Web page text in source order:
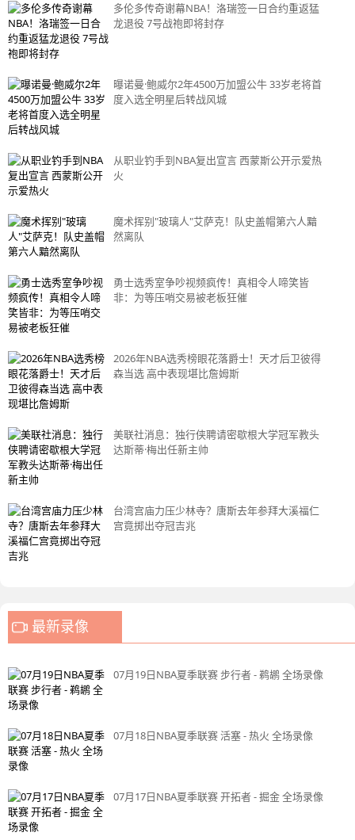
多伦多传奇谢幕NBA！洛瑞签一日合约重返猛
龙退役 7号战袍即将封存
曝诺曼·鲍威尔2年4500万加盟公牛 33岁老将首
度入选全明星后转战风城
从职业钓手到NBA复出宣言 西蒙斯公开示爱热
火
魔术挥别"玻璃人"艾萨克！队史盖帽第六人黯
然离队
勇士选秀室争吵视频疯传！真相令人啼笑皆
非：为等压哨交易被老板狂催
2026年NBA选秀榜眼花落爵士！天才后卫彼得
森当选 高中表现堪比詹姆斯
美联社消息：独行侠聘请密歇根大学冠军教头
达斯蒂·梅出任新主帅
台湾宫庙力压少林寺？唐斯去年参拜大溪福仁
宫竟掷出夺冠吉兆
最新录像
07月19日NBA夏季联赛 步行者 - 鹈鹕 全场录像
07月18日NBA夏季联赛 活塞 - 热火 全场录像
07月17日NBA夏季联赛 开拓者 - 掘金 全场录像